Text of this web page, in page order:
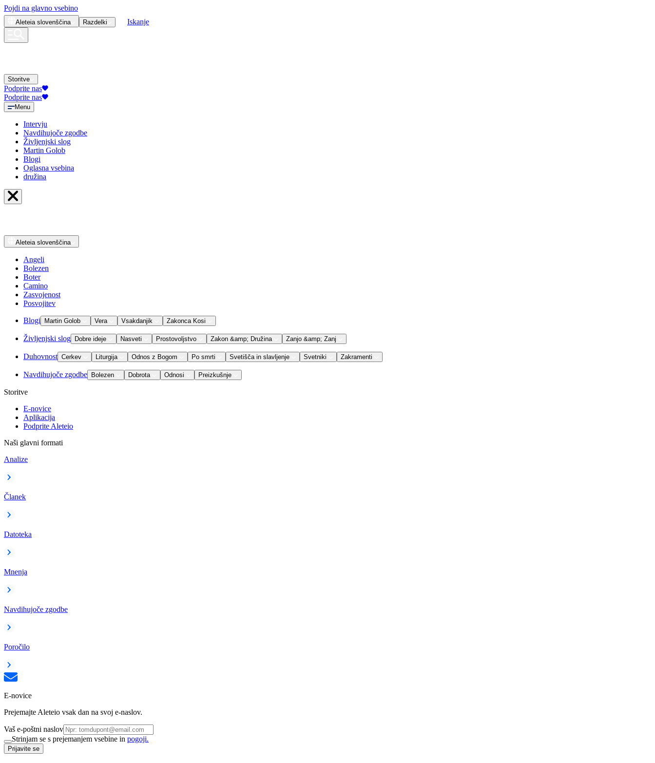
Pojdi na glavno vsebino
Aleteia slovenščina Razdelki Iskanje
Storitve
Podprite nas
Podprite nas
Menu
Intervju
Navdihujoče zgodbe
Življenjski slog
Martin Golob
Blogi
Oglasna vsebina
družina
Aleteia slovenščina
Angeli
Bolezen
Boter
Camino
Zasvojenost
Posvojitev
Blogi Martin Golob Vera Vsakdanjik Zakonca Kosi
Življenjski slog Dobre ideje Nasveti Prostovoljstvo Zakon &amp; Družina Zanjo &amp; Zanj
Duhovnost Cerkev Liturgija Odnos z Bogom Po smrti Svetišča in slavljenje Svetniki Zakramenti
Navdihujoče zgodbe Bolezen Dobrota Odnosi Preizkušnje
Storitve
E-novice
Aplikacija
Podprite Aleteio
Naši glavni formati
Analize
Članek
Datoteka
Mnenja
Navdihujoče zgodbe
Poročilo
E-novice
Prejemajte Aleteio vsak dan na svoj e-naslov.
Vaš e-poštni naslov
Strinjam se s prejemanjem vsebine in pogoji.
Prijavite se